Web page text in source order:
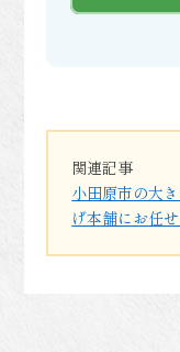
関連記事
小田原市の大
げ本舗にお任